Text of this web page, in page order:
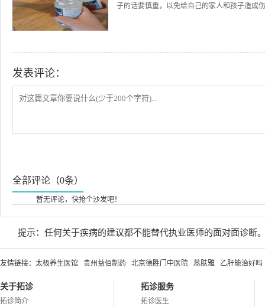
子的话要慎重，以免给自己的家人和孩子造成
发表评论：
全部评论（0条）
暂无评论，快抢个沙发吧！
提示：任何关于疾病的建议都不能替代执业医师的面对面诊断
友情链接： 太极养生医馆 贵州益佰制药 北京德胜门中医院 蕊肤雅 乙肝能治好吗
关于拓诊
拓诊简介
拓诊服务
拓诊医生